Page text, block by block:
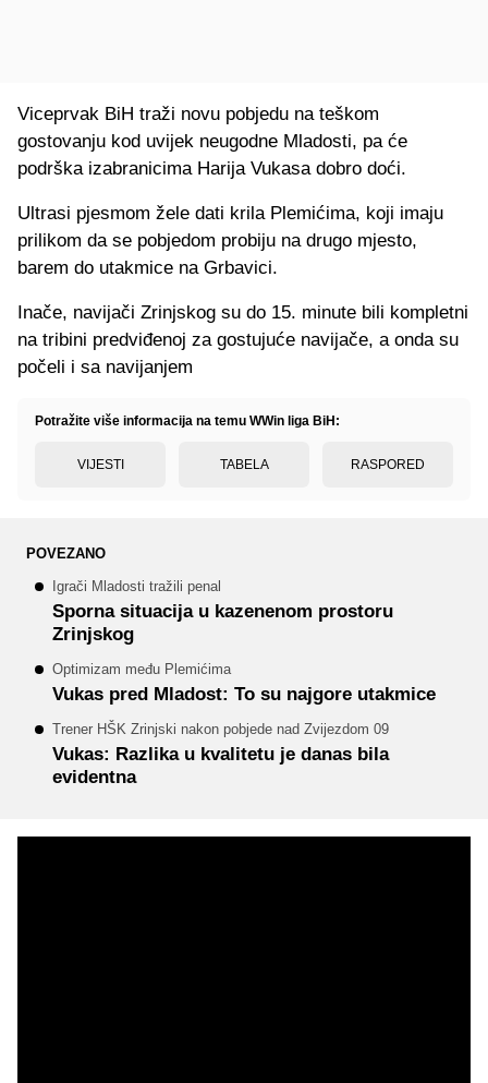
Viceprvak BiH traži novu pobjedu na teškom
gostovanju kod uvijek neugodne Mladosti, pa će
podrška izabranicima Harija Vukasa dobro doći.
Ultrasi pjesmom žele dati krila Plemićima, koji imaju
prilikom da se pobjedom probiju na drugo mjesto,
barem do utakmice na Grbavici.
Inače, navijači Zrinjskog su do 15. minute bili kompletni
na tribini predviđenoj za gostujuće navijače, a onda su
počeli i sa navijanjem
Potražite više informacija na temu WWin liga BiH:
VIJESTI TABELA RASPORED
POVEZANO
Igrači Mladosti tražili penal
Sporna situacija u kazenenom prostoru
Zrinjskog
Optimizam među Plemićima
Vukas pred Mladost: To su najgore utakmice
Trener HŠK Zrinjski nakon pobjede nad Zvijezdom 09
Vukas: Razlika u kvalitetu je danas bila
evidentna